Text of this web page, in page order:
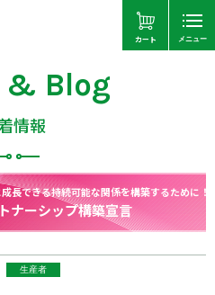
カート メニュー
& Blog
情報
持続可能な関係を構築するために！
シップ構築宣言
生産者